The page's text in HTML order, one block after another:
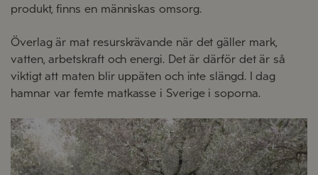
produkt, finns en människas omsorg.
Överlag är mat resurskrävande när det gäller mark,
vatten, arbetskraft och energi. Det är därför det är så
viktigt att maten blir uppäten och inte slängd. I dag
hamnar var femte matkasse i Sverige i soporna.